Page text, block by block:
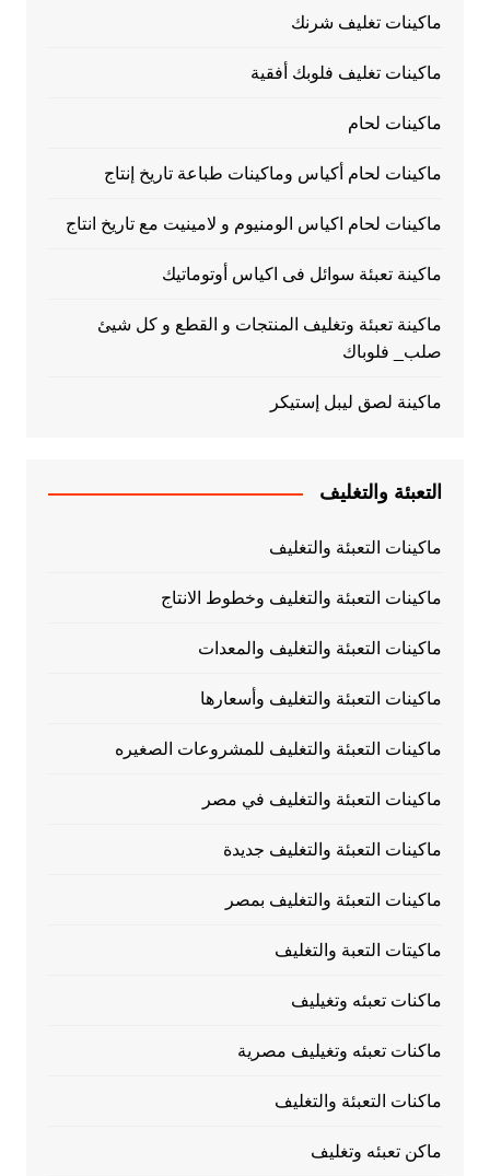
ماكينات تغليف شرنك
ماكينات تغليف فلوبك أفقية
ماكينات لحام
ماكينات لحام أكياس وماكينات طباعة تاريخ إنتاج
ماكينات لحام اكياس الومنيوم و لامينيت مع تاريخ انتاج
ماكينة تعبئة سوائل فى اكياس أوتوماتيك
ماكينة تعبئة وتغليف المنتجات و القطع و كل شيئ
صلب_ فلوباك
ماكينة لصق ليبل إستيكر
التعبئة والتغليف
ماكينات التعبئة والتغليف
ماكينات التعبئة والتغليف وخطوط الانتاج
ماكينات التعبئة والتغليف والمعدات
ماكينات التعبئة والتغليف وأسعارها
ماكينات التعبئة والتغليف للمشروعات الصغيره
ماكينات التعبئة والتغليف في مصر
ماكينات التعبئة والتغليف جديدة
ماكينات التعبئة والتغليف بمصر
ماكيتات التعبة والتغليف
ماكنات تعبئه وتغيليف
ماكنات تعبئه وتغيليف مصرية
ماكنات التعبئة والتغليف
ماكن تعبئه وتغليف